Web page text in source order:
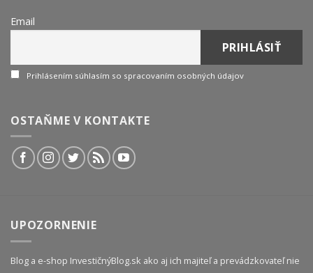
Email
Prihlásením súhlasím so spracovaním osobných údajov
OSTAŇME V KONTAKTE
UPOZORNENIE
Blog a e-shop InvestičnýBlog.sk ako aj ich majiteľ a prevádzkovateľ nie